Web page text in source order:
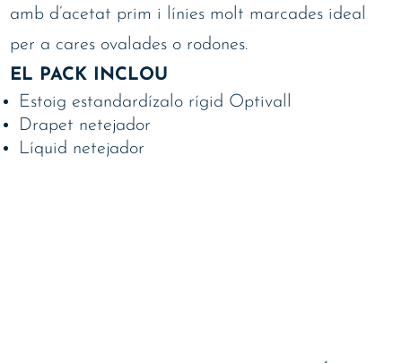
amb d’acetat prim i línies molt marcades ideal
per a cares ovalades o rodones.
EL PACK INCLOU
Estoig estandardízalo rígid Optivall
Drapet netejador
Líquid netejador